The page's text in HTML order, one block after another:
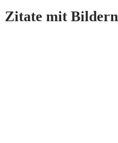
Zitate mit Bildern